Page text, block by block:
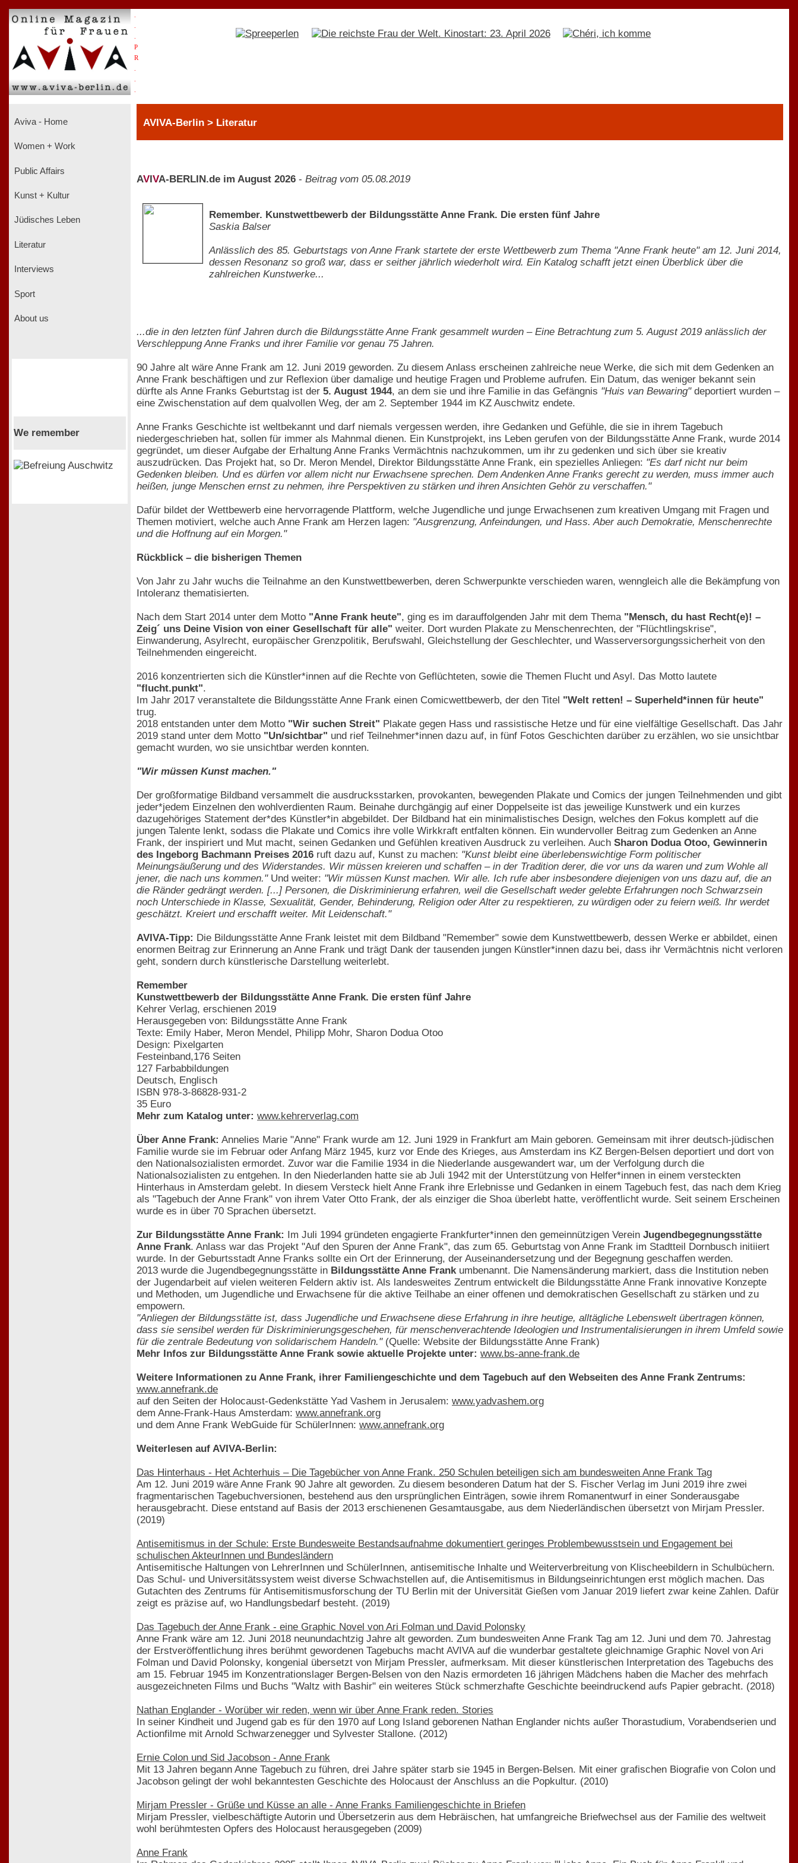
P
R
Aviva - Home
Women + Work
Public Affairs
Kunst + Kultur
Jüdisches Leben
Literatur
Interviews
Sport
About us
We remember
AVIVA-Berlin > Literatur
AV VA-BERLIN.de im August 2026 - Beitrag vom 05.08.2019
Remember. Kunstwettbewerb der Bildungsstätte Anne Frank. Die ersten fünf Jahre
Saskia Balser
Anlässlich des 85. Geburtstags von Anne Frank startete der erste Wettbewerb zum Thema "Anne Frank heute" am 12. Juni 2014,
dessen Resonanz so groß war, dass er seither jährlich wiederholt wird. Ein Katalog schafft jetzt einen Überblick über die
zahlreichen Kunstwerke...
...die in den letzten fünf Jahren durch die Bildungsstätte Anne Frank gesammelt wurden – Eine Betrachtung zum 5. August 2019 anlässlich der
Verschleppung Anne Franks und ihrer Familie vor genau 75 Jahren.
90 Jahre alt wäre Anne Frank am 12. Juni 2019 geworden. Zu diesem Anlass erscheinen zahlreiche neue Werke, die sich mit dem Gedenken an
Anne Frank beschäftigen und zur Reflexion über damalige und heutige Fragen und Probleme aufrufen. Ein Datum, das weniger bekannt sein
dürfte als Anne Franks Geburtstag ist der 5. August 1944, an dem sie und ihre Familie in das Gefängnis "Huis van Bewaring"deportiert wurden –
eine Zwischenstation auf dem qualvollen Weg, der am 2. September 1944 im KZ Auschwitz endete.
Anne Franks Geschichte ist weltbekannt und darf niemals vergessen werden, ihre Gedanken und Gefühle, die sie in ihrem Tagebuch
niedergeschrieben hat, sollen für immer als Mahnmal dienen. Ein Kunstprojekt, ins Leben gerufen von der Bildungsstätte Anne Frank, wurde 2014
gegründet, um dieser Aufgabe der Erhaltung Anne Franks Vermächtnis nachzukommen, um ihr zu gedenken und sich über sie kreativ
auszudrücken. Das Projekt hat, so Dr. Meron Mendel, Direktor Bildungsstätte Anne Frank, ein spezielles Anliegen: "Es darf nicht nur beim
Gedenken bleiben. Und es dürfen vor allem nicht nur Erwachsene sprechen. Dem Andenken Anne Franks gerecht zu werden, muss immer auch
heißen, junge Menschen ernst zu nehmen, ihre Perspektiven zu stärken und ihren Ansichten Gehör zu verschaffen."
Dafür bildet der Wettbewerb eine hervorragende Plattform, welche Jugendliche und junge Erwachsenen zum kreativen Umgang mit Fragen und
Themen motiviert, welche auch Anne Frank am Herzen lagen: "Ausgrenzung, Anfeindungen, und Hass. Aber auch Demokratie, Menschenrechte
und die Hoffnung auf ein Morgen."
Rückblick – die bisherigen Themen
Von Jahr zu Jahr wuchs die Teilnahme an den Kunstwettbewerben, deren Schwerpunkte verschieden waren, wenngleich alle die Bekämpfung von
Intoleranz thematisierten.
Nach dem Start 2014 unter dem Motto "Anne Frank heute", ging es im darauffolgenden Jahr mit dem Thema "Mensch, du hast Recht(e)! –
Zeig´ uns Deine Vision von einer Gesellschaft für alle" weiter. Dort wurden Plakate zu Menschenrechten, der "Flüchtlingskrise",
Einwanderung, Asylrecht, europäischer Grenzpolitik, Berufswahl, Gleichstellung der Geschlechter, und Wasserversorgungssicherheit von den
Teilnehmenden eingereicht.
2016 konzentrierten sich die Künstler*innen auf die Rechte von Geflüchteten, sowie die Themen Flucht und Asyl. Das Motto lautete
"flucht.punkt".
Im Jahr 2017 veranstaltete die Bildungsstätte Anne Frank einen Comicwettbewerb, der den Titel "Welt retten! – Superheld*innen für heute"
trug.
2018 entstanden unter dem Motto "Wir suchen Streit" Plakate gegen Hass und rassistische Hetze und für eine vielfältige Gesellschaft. Das Jahr
2019 stand unter dem Motto "Un/sichtbar" und rief Teilnehmer*innen dazu auf, in fünf Fotos Geschichten darüber zu erzählen, wo sie unsichtbar
gemacht wurden, wo sie unsichtbar werden konnten.
"Wir müssen Kunst machen."
Der großformatige Bildband versammelt die ausdrucksstarken, provokanten, bewegenden Plakate und Comics der jungen Teilnehmenden und gibt
jeder*jedem Einzelnen den wohlverdienten Raum. Beinahe durchgängig auf einer Doppelseite ist das jeweilige Kunstwerk und ein kurzes
dazugehöriges Statement der*des Künstler*in abgebildet. Der Bildband hat ein minimalistisches Design, welches den Fokus komplett auf die
jungen Talente lenkt, sodass die Plakate und Comics ihre volle Wirkkraft entfalten können. Ein wundervoller Beitrag zum Gedenken an Anne
Frank, der inspiriert und Mut macht, seinen Gedanken und Gefühlen kreativen Ausdruck zu verleihen. Auch Sharon Dodua Otoo, Gewinnerin
des Ingeborg Bachmann Preises 2016 ruft dazu auf, Kunst zu machen: "Kunst bleibt eine überlebenswichtige Form politischer
Meinungsäußerung und des Widerstandes. Wir müssen kreieren und schaffen – in der Tradition derer, die vor uns da waren und zum Wohle all
jener, die nach uns kommen."Und weiter: "Wir müssen Kunst machen. Wir alle. Ich rufe aber insbesondere diejenigen von uns dazu auf, die an
die Ränder gedrängt werden. [...] Personen, die Diskriminierung erfahren, weil die Gesellschaft weder gelebte Erfahrungen noch Schwarzsein
noch Unterschiede in Klasse, Sexualität, Gender, Behinderung, Religion oder Alter zu respektieren, zu würdigen oder zu feiern weiß. Ihr werdet
geschätzt. Kreiert und erschafft weiter. Mit Leidenschaft."
AVIVA-Tipp: Die Bildungsstätte Anne Frank leistet mit dem Bildband "Remember" sowie dem Kunstwettbewerb, dessen Werke er abbildet, einen
enormen Beitrag zur Erinnerung an Anne Frank und trägt Dank der tausenden jungen Künstler*innen dazu bei, dass ihr Vermächtnis nicht verloren
geht, sondern durch künstlerische Darstellung weiterlebt.
Remember
Kunstwettbewerb der Bildungsstätte Anne Frank. Die ersten fünf Jahre
Kehrer Verlag, erschienen 2019
Herausgegeben von: Bildungsstätte Anne Frank
Texte: Emily Haber, Meron Mendel, Philipp Mohr, Sharon Dodua Otoo
Design: Pixelgarten
Festeinband,176 Seiten
127 Farbabbildungen
Deutsch, Englisch
ISBN 978-3-86828-931-2
35 Euro
Mehr zum Katalog unter: www.kehrerverlag.com
Über Anne Frank: Annelies Marie "Anne" Frank wurde am 12. Juni 1929 in Frankfurt am Main geboren. Gemeinsam mit ihrer deutsch-jüdischen
Familie wurde sie im Februar oder Anfang März 1945, kurz vor Ende des Krieges, aus Amsterdam ins KZ Bergen-Belsen deportiert und dort von
den Nationalsozialisten ermordet. Zuvor war die Familie 1934 in die Niederlande ausgewandert war, um der Verfolgung durch die
Nationalsozialisten zu entgehen. In den Niederlanden hatte sie ab Juli 1942 mit der Unterstützung von Helfer*innen in einem versteckten
Hinterhaus in Amsterdam gelebt. In diesem Versteck hielt Anne Frank ihre Erlebnisse und Gedanken in einem Tagebuch fest, das nach dem Krieg
als "Tagebuch der Anne Frank" von ihrem Vater Otto Frank, der als einziger die Shoa überlebt hatte, veröffentlicht wurde. Seit seinem Erscheinen
wurde es in über 70 Sprachen übersetzt.
Zur Bildungsstätte Anne Frank: Im Juli 1994 gründeten engagierte Frankfurter*innen den gemeinnützigen Verein Jugendbegegnungsstätte
Anne Frank. Anlass war das Projekt "Auf den Spuren der Anne Frank", das zum 65. Geburtstag von Anne Frank im Stadtteil Dornbusch initiiert
wurde. In der Geburtsstadt Anne Franks sollte ein Ort der Erinnerung, der Auseinandersetzung und der Begegnung geschaffen werden.
2013 wurde die Jugendbegegnungsstätte in Bildungsstätte Anne Frankumbenannt. Die Namensänderung markiert, dass die Institution neben
der Jugendarbeit auf vielen weiteren Feldern aktiv ist. Als landesweites Zentrum entwickelt die Bildungsstätte Anne Frank innovative Konzepte
und Methoden, um Jugendliche und Erwachsene für die aktive Teilhabe an einer offenen und demokratischen Gesellschaft zu stärken und zu
empowern.
"Anliegen der Bildungsstätte ist, dass Jugendliche und Erwachsene diese Erfahrung in ihre heutige, alltägliche Lebenswelt übertragen können,
dass sie sensibel werden für Diskriminierungsgeschehen, für menschenverachtende Ideologien und Instrumentalisierungen in ihrem Umfeld sowie
für die zentrale Bedeutung von solidarischem Handeln."(Quelle: Website der Bildungsstätte Anne Frank)
Mehr Infos zur Bildungsstätte Anne Frank sowie aktuelle Projekte unter: www.bs-anne-frank.de
Weitere Informationen zu Anne Frank, ihrer Familiengeschichte und dem Tagebuch auf den Webseiten des Anne Frank Zentrums:
www.annefrank.de
auf den Seiten der Holocaust-Gedenkstätte Yad Vashem in Jerusalem: www.yadvashem.org
dem Anne-Frank-Haus Amsterdam: www.annefrank.org
und dem Anne Frank WebGuide für SchülerInnen: www.annefrank.org
Weiterlesen auf AVIVA-Berlin:
Das Hinterhaus - Het Achterhuis – Die Tagebücher von Anne Frank. 250 Schulen beteiligen sich am bundesweiten Anne Frank Tag
Am 12. Juni 2019 wäre Anne Frank 90 Jahre alt geworden. Zu diesem besonderen Datum hat der S. Fischer Verlag im Juni 2019 ihre zwei
fragmentarischen Tagebuchversionen, bestehend aus den ursprünglichen Einträgen, sowie ihrem Romanentwurf in einer Sonderausgabe
herausgebracht. Diese entstand auf Basis der 2013 erschienenen Gesamtausgabe, aus dem Niederländischen übersetzt von Mirjam Pressler.
(2019)
Antisemitismus in der Schule: Erste Bundesweite Bestandsaufnahme dokumentiert geringes Problembewusstsein und Engagement bei
schulischen AkteurInnen und Bundesländern
Antisemitische Haltungen von LehrerInnen und SchülerInnen, antisemitische Inhalte und Weiterverbreitung von Klischeebildern in Schulbüchern.
Das Schul- und Universitätssystem weist diverse Schwachstellen auf, die Antisemitismus in Bildungseinrichtungen erst möglich machen. Das
Gutachten des Zentrums für Antisemitismusforschung der TU Berlin mit der Universität Gießen vom Januar 2019 liefert zwar keine Zahlen. Dafür
zeigt es präzise auf, wo Handlungsbedarf besteht. (2019)
Das Tagebuch der Anne Frank - eine Graphic Novel von Ari Folman und David Polonsky
Anne Frank wäre am 12. Juni 2018 neunundachtzig Jahre alt geworden. Zum bundesweiten Anne Frank Tag am 12. Juni und dem 70. Jahrestag
der Erstveröffentlichung ihres berühmt gewordenen Tagebuchs macht AVIVA auf die wunderbar gestaltete gleichnamige Graphic Novel von Ari
Folman und David Polonsky, kongenial übersetzt von Mirjam Pressler, aufmerksam. Mit dieser künstlerischen Interpretation des Tagebuchs des
am 15. Februar 1945 im Konzentrationslager Bergen-Belsen von den Nazis ermordeten 16 jährigen Mädchens haben die Macher des mehrfach
ausgezeichneten Films und Buchs "Waltz with Bashir" ein weiteres Stück schmerzhafte Geschichte beeindruckend aufs Papier gebracht. (2018)
Nathan Englander - Worüber wir reden, wenn wir über Anne Frank reden. Stories
In seiner Kindheit und Jugend gab es für den 1970 auf Long Island geborenen Nathan Englander nichts außer Thorastudium, Vorabendserien und
Actionfilme mit Arnold Schwarzenegger und Sylvester Stallone. (2012)
Ernie Colon und Sid Jacobson - Anne Frank
Mit 13 Jahren begann Anne Tagebuch zu führen, drei Jahre später starb sie 1945 in Bergen-Belsen. Mit einer grafischen Biografie von Colon und
Jacobson gelingt der wohl bekanntesten Geschichte des Holocaust der Anschluss an die Popkultur. (2010)
Mirjam Pressler - Grüße und Küsse an alle - Anne Franks Familiengeschichte in Briefen
Mirjam Pressler, vielbeschäftigte Autorin und Übersetzerin aus dem Hebräischen, hat umfangreiche Briefwechsel aus der Familie des weltweit
wohl berühmtesten Opfers des Holocaust herausgegeben (2009)
Anne Frank